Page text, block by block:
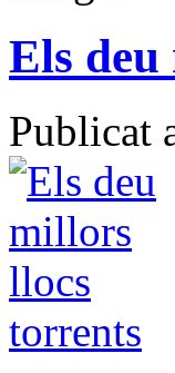
Els
Publicat